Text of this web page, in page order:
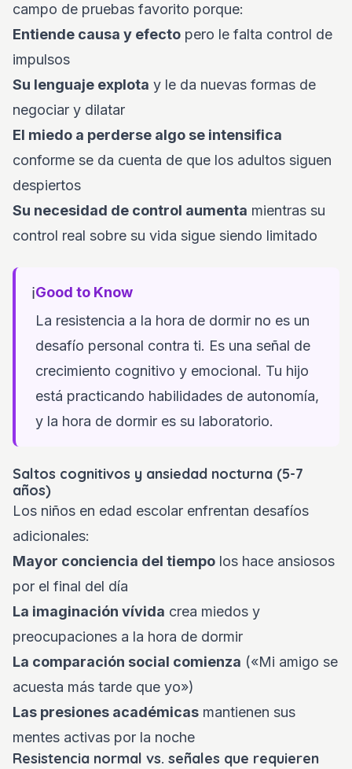
campo de pruebas favorito porque:
Entiende causa y efecto pero le falta control de
impulsos
Su lenguaje explota y le da nuevas formas de
negociar y dilatar
El miedo a perderse algo se intensifica
conforme se da cuenta de que los adultos siguen
despiertos
Su necesidad de control aumenta mientras su
control real sobre su vida sigue siendo limitado
ℹ️Good to Know
La resistencia a la hora de dormir no es un
desafío personal contra ti. Es una señal de
crecimiento cognitivo y emocional. Tu hijo
está practicando habilidades de autonomía,
y la hora de dormir es su laboratorio.
Saltos cognitivos y ansiedad nocturna (5-7
años)
Los niños en edad escolar enfrentan desafíos
adicionales:
Mayor conciencia del tiempo los hace ansiosos
por el final del día
La imaginación vívida crea miedos y
preocupaciones a la hora de dormir
La comparación social comienza («Mi amigo se
acuesta más tarde que yo»)
Las presiones académicas mantienen sus
mentes activas por la noche
Resistencia normal vs. señales que requieren